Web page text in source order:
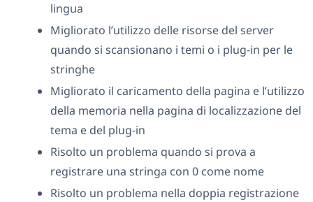
lingua
Migliorato l’utilizzo delle risorse del server
quando si scansionano i temi o i plug-in per le
stringhe
Migliorato il caricamento della pagina e l’utilizzo
della memoria nella pagina di localizzazione del
tema e del plug-in
Risolto un problema quando si prova a
registrare una stringa con 0 come nome
Risolto un problema nella doppia registrazione